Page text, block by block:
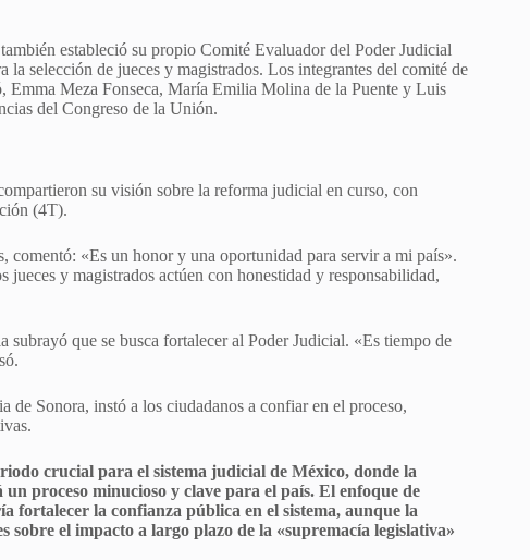
estableció su propio Comité Evaluador del Poder Judicial
la selección de jueces y magistrados. Los integrantes del comité de
Meza Fonseca, María Emilia Molina de la Puente y Luis
del Congreso de la Unión.
su visión sobre la reforma judicial en curso, con
(4T).
comentó: «Es un honor y una oportunidad para servir a mi país».
y magistrados actúen con honestidad y responsabilidad,
que se busca fortalecer al Poder Judicial. «Es tiempo de
de Sonora, instó a los ciudadanos a confiar en el proceso,
crucial para el sistema judicial de México, donde la
proceso minucioso y clave para el país. El enfoque de
fortalecer la confianza pública en el sistema, aunque la
el impacto a largo plazo de la «supremacía legislativa»